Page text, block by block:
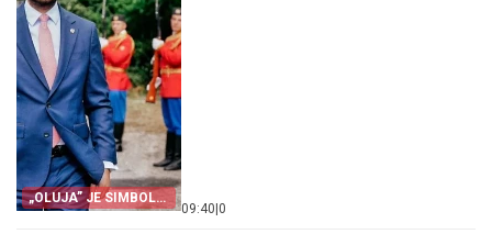
„OLUJA” JE SIMBOL
PROGONA
09:40 0